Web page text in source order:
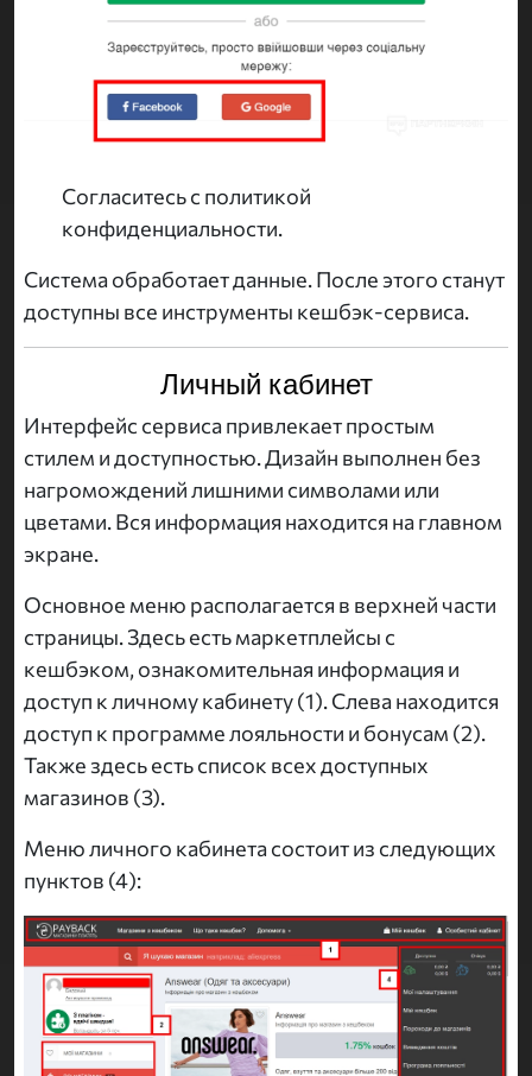
Согласитесь с политикой
конфиденциальности.
Система обработает данные. После этого станут
доступны все инструменты кешбэк-сервиса.
Личный кабинет
Интерфейс сервиса привлекает простым
стилем и доступностью. Дизайн выполнен без
нагромождений лишними символами или
цветами. Вся информация находится на главном
экране.
Основное меню располагается в верхней части
страницы. Здесь есть маркетплейсы с
кешбэком, ознакомительная информация и
доступ к личному кабинету (1). Слева находится
доступ к программе лояльности и бонусам (2).
Также здесь есть список всех доступных
магазинов (3).
Меню личного кабинета состоит из следующих
пунктов (4):